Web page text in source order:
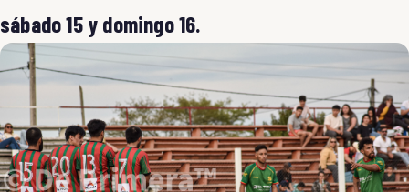
sábado 15 y domingo 16.